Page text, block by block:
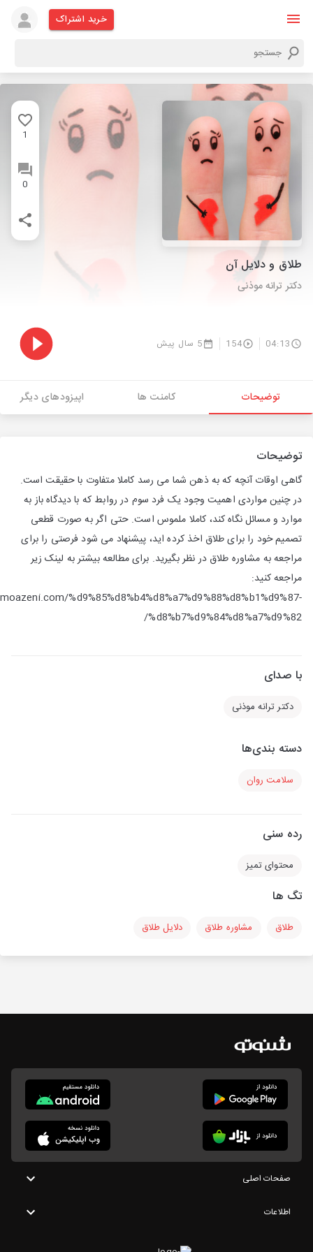
خرید اشتراک
1
0
طلاق و دلایل آن
دکتر ترانه موذنی
04:13
154 5 سال پیش
توضیحات کامنت ها اپیزودهای دیگر
توضیحات
گاهی اوقات آنچه که به ذهن شما می رسد کاملا متفاوت با حقیقت است.
در چنین مواردی اهمیت وجود یک فرد سوم در روابط که با دیدگاه باز به
موارد و مسائل نگاه کند، کاملا ملموس است. حتی اگر به صورت قطعی
تصمیم خود را برای طلاق اخذ کرده اید، پیشنهاد می شود فرصتی را برای
مراجعه به مشاوره طلاق در نظر بگیرید. برای مطالعه بیشتر به لینک زیر
مراجعه کنید:
%d9%85%d8%b4%d8%a7%d9%88%d8%b1%d9%87-
%d8%b7%d9%84%d8%a7%d9%82/
با صدای
دکتر ترانه موذنی
دسته بندی‌ها
سلامت روان
رده سنی
محتوای تمیز
تگ ها
طلاق مشاوره طلاق دلایل طلاق
صفحات اصلی
اطلاعات